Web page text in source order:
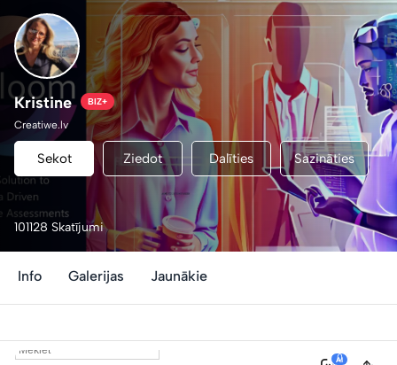
Kristine BIZ+
Creatiwe.lv
Sekot Ziedot Dalīties Sazināties
101128 Skatījumi
Info Galerijas Jaunākie
0
AI